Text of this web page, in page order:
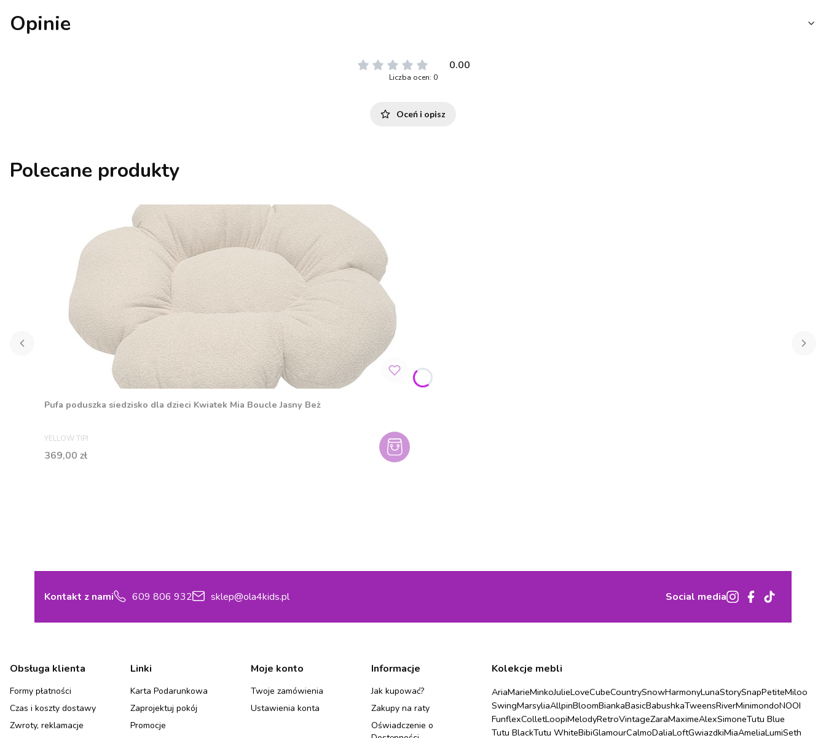
Opinie
0.00
Liczba ocen: 0
Oceń i opisz
Polecane produkty
Pufa poduszka siedzisko dla dzieci Kwiatek Mia Boucle Jasny Beż
PRODUCENT
YELLOW TIPI
Cena
369,00 zł
Kontakt z nami 609 806 932 sklep@ola4kids.pl Social media
Linki w stopce
Obsługa klienta
Formy płatności
Czas i koszty dostawy
Zwroty, reklamacje
Linki
Karta Podarunkowa
Zaprojektuj pokój
Promocje
Moje konto
Twoje zamówienia
Ustawienia konta
Informacje
Jak kupować?
Zakupy na raty
Oświadczenie o
Kolekcje mebli
AriaMarieMinkoJulieLoveCubeCountrySnowHarmonyLunaStorySnapPetiteMiloo
SwingMarsyliaAllpinBloomBiankaBasicBabushkaTweensRiverMinimondoNOOI
FunflexColletLoopiMelodyRetroVintageZaraMaximeAlexSimoneTutu Blue
Tutu BlackTutu WhiteBibiGlamourCalmoDaliaLoftGwiazdkiMiaAmeliaLumiSeth